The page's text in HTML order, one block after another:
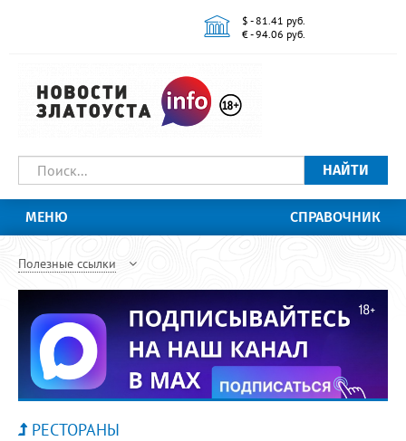
$ - 81.41 руб.
€ - 94.06 руб.
НАЙТИ
МЕНЮ СПРАВОЧНИК
Полезные ссылки
РЕСТОРАНЫ